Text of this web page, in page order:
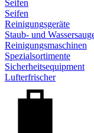
Seifen
Seifen
Reinigungsgeräte
Staub- und
Reinigungsmaschinen
Spezialsortimente
Sicherheitsequipment
Lufterfrischer